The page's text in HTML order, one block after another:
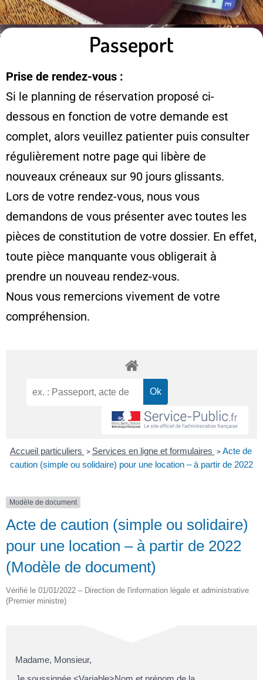
Passeport
Prise de rendez-vous :
Si le planning de réservation proposé ci-
dessous en fonction de votre demande est
complet, alors veuillez patienter puis consulter
régulièrement notre page qui libère de
nouveaux créneaux sur 90 jours glissants.
Lors de votre rendez-vous, nous vous
demandons de vous présenter avec toutes les
pièces de constitution de votre dossier. En effet,
toute pièce manquante vous obligerait à
prendre un nouveau rendez-vous.
Nous vous remercions vivement de votre
compréhension.
Accueil particuliers > Services en ligne et formulaires > Acte de
caution (simple ou solidaire) pour une location – à partir de 2022
Modèle de document
Acte de caution (simple ou solidaire)
pour une location – à partir de 2022
(Modèle de document)
Vérifié le 01/01/2022 – Direction de l'information légale et administrative
(Premier ministre)
Madame, Monsieur,